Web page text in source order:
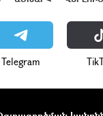
Telegram